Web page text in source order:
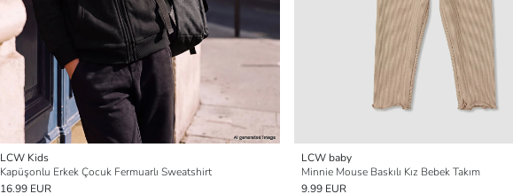
LCW Kids
Kapüşonlu Erkek Çocuk Fermuarlı Sweatshirt
16.99 EUR
LCW baby
Minnie Mouse Baskılı Kız Bebek Takım
9.99 EUR